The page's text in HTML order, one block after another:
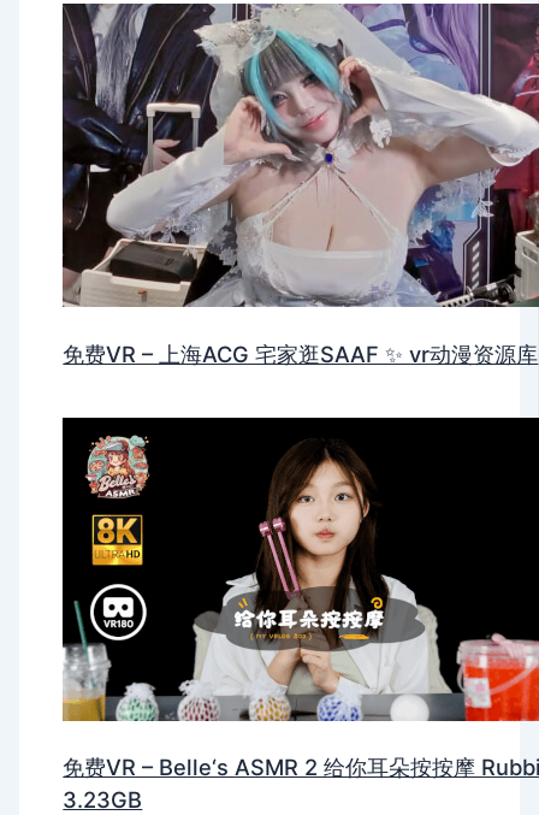
免费VR – 上海ACG 宅家逛SAAF ✨ vr动漫资源库
免费VR – Belle‘s ASMR 2 给你耳朵按按摩
3.23GB